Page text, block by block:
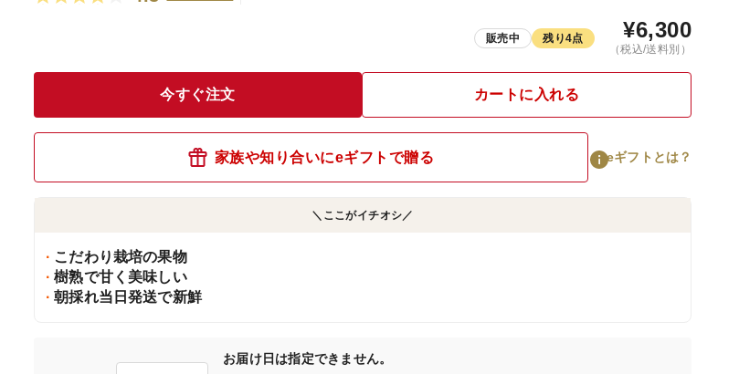
販売中 残り4点 ¥6,300
（税込/送料別）
今すぐ注文 カートに入れる
家族や知り合いにeギフトで贈る eギフトとは？
＼ここがイチオシ／
こだわり栽培の果物
樹熟で甘く美味しい
朝採れ当日発送で新鮮
お届け日は指定できません。